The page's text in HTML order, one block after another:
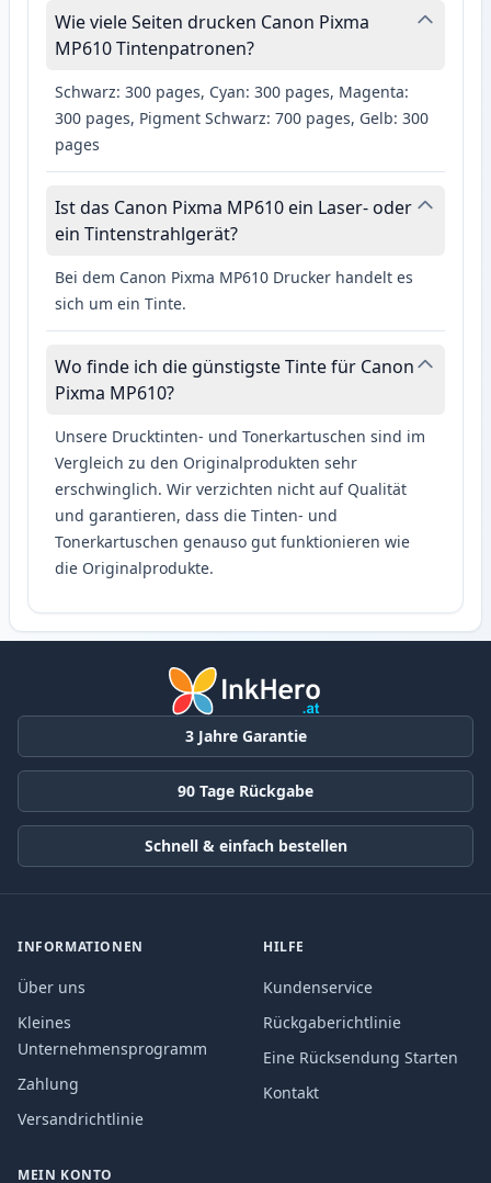
Wie viele Seiten drucken Canon Pixma
MP610 Tintenpatronen?
Schwarz: 300 pages, Cyan: 300 pages, Magenta:
300 pages, Pigment Schwarz: 700 pages, Gelb: 300
pages
Ist das Canon Pixma MP610 ein Laser- oder
ein Tintenstrahlgerät?
Bei dem Canon Pixma MP610 Drucker handelt es
sich um ein Tinte.
Wo finde ich die günstigste Tinte für Canon
Pixma MP610?
Unsere Drucktinten- und Tonerkartuschen sind im
Vergleich zu den Originalprodukten sehr
erschwinglich. Wir verzichten nicht auf Qualität
und garantieren, dass die Tinten- und
Tonerkartuschen genauso gut funktionieren wie
die Originalprodukte.
3 Jahre Garantie
90 Tage Rückgabe
Schnell & einfach bestellen
INFORMATIONEN
Über uns
Kleines
Unternehmensprogramm
Zahlung
Versandrichtlinie
HILFE
Kundenservice
Rückgaberichtlinie
Eine Rücksendung Starten
Kontakt
MEIN KONTO